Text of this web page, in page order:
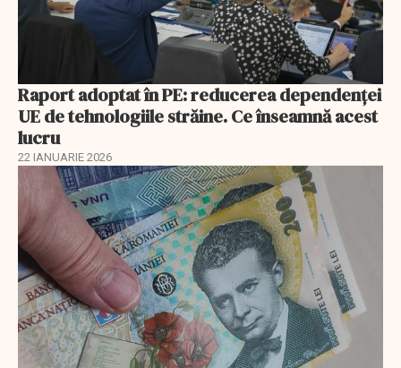
Raport adoptat în PE: reducerea dependenței
UE de tehnologiile străine. Ce înseamnă acest
lucru
22 IANUARIE 2026